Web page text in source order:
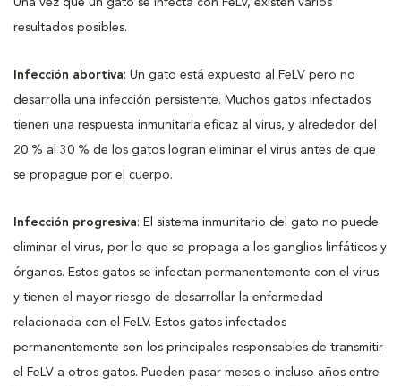
Una vez que un gato se infecta con FeLV, existen varios
resultados posibles.
Infección abortiva: Un gato está expuesto al FeLV pero no
desarrolla una infección persistente. Muchos gatos infectados
tienen una respuesta inmunitaria eficaz al virus, y alrededor del
20 % al 30 % de los gatos logran eliminar el virus antes de que
se propague por el cuerpo.
Infección progresiva: El sistema inmunitario del gato no puede
eliminar el virus, por lo que se propaga a los ganglios linfáticos y
órganos. Estos gatos se infectan permanentemente con el virus
y tienen el mayor riesgo de desarrollar la enfermedad
relacionada con el FeLV. Estos gatos infectados
permanentemente son los principales responsables de transmitir
el FeLV a otros gatos. Pueden pasar meses o incluso años entre